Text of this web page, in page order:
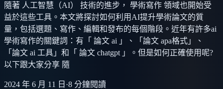
隨著 人工智慧（AI） 技術的進步， 學術寫作 領域也開始受
益於這些工具。本文將探討如何利用AI提升學術論文的質
量，包括選題、寫作、編輯和發布的每個階段。近年有許多ai
學術寫作的關鍵詞：有「 論文 ai 」、「論文 apa格式」、
「論文 ai 工具」和「 論文 chatgpt 」。但是如何正確使用呢?
以下跟大家分享 隨
2024 年 6 月 11 日 ·8 分鐘閱讀